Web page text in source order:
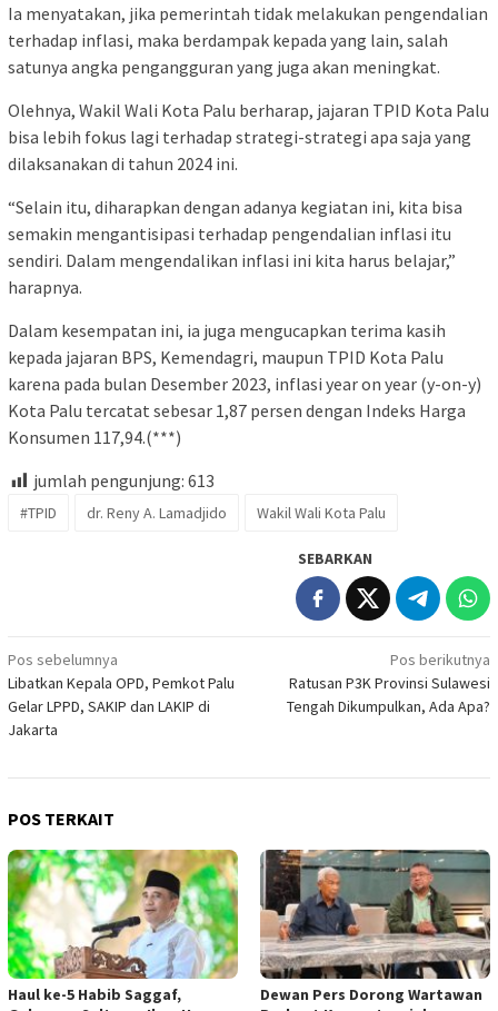
Ia menyatakan, jika pemerintah tidak melakukan pengendalian
terhadap inflasi, maka berdampak kepada yang lain, salah
satunya angka pengangguran yang juga akan meningkat.
Olehnya, Wakil Wali Kota Palu berharap, jajaran TPID Kota Palu
bisa lebih fokus lagi terhadap strategi-strategi apa saja yang
dilaksanakan di tahun 2024 ini.
“Selain itu, diharapkan dengan adanya kegiatan ini, kita bisa
semakin mengantisipasi terhadap pengendalian inflasi itu
sendiri. Dalam mengendalikan inflasi ini kita harus belajar,”
harapnya.
Dalam kesempatan ini, ia juga mengucapkan terima kasih
kepada jajaran BPS, Kemendagri, maupun TPID Kota Palu
karena pada bulan Desember 2023, inflasi year on year (y-on-y)
Kota Palu tercatat sebesar 1,87 persen dengan Indeks Harga
Konsumen 117,94.(***)
jumlah pengunjung: 613
#TPID dr. Reny A. Lamadjido Wakil Wali Kota Palu
SEBARKAN
Navigasi
pos
Pos sebelumnya
Libatkan Kepala OPD, Pemkot Palu
Gelar LPPD, SAKIP dan LAKIP di
Jakarta
Pos berikutnya
Ratusan P3K Provinsi Sulawesi
Tengah Dikumpulkan, Ada Apa?
POS TERKAIT
Haul ke-5 Habib Saggaf,
Dewan Pers Dorong Wartawan